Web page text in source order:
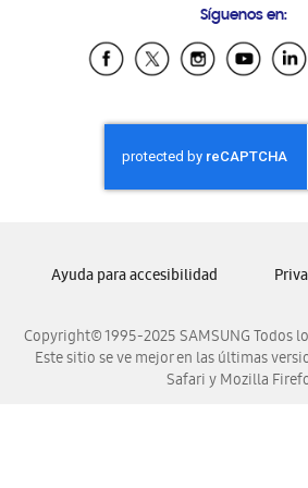
Samsung Ecuador
Samsung El
Samsung
Samsung Nicaragua
Samsung Panamá
Samsung
Síguenos en:
Copyright© 1995-2025 SAMSUNG Todos
Este sitio se ve mejor en las últimas
Safari y Mozilla
Ayuda para accesibilidad